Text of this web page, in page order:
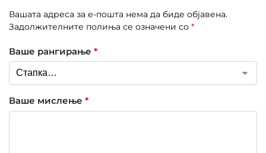
Вашата адреса за е-пошта нема да биде објавена.
Задолжителните полиња се означени со *
Ваше рангирање *
Ваше мислење *